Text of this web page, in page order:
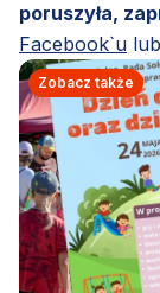
poruszyła,
Facebook`u
Zobacz także